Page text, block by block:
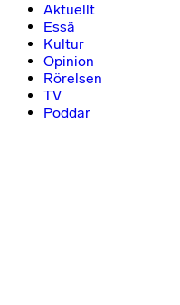
Aktuellt
Essä
Kultur
Opinion
Rörelsen
TV
Poddar